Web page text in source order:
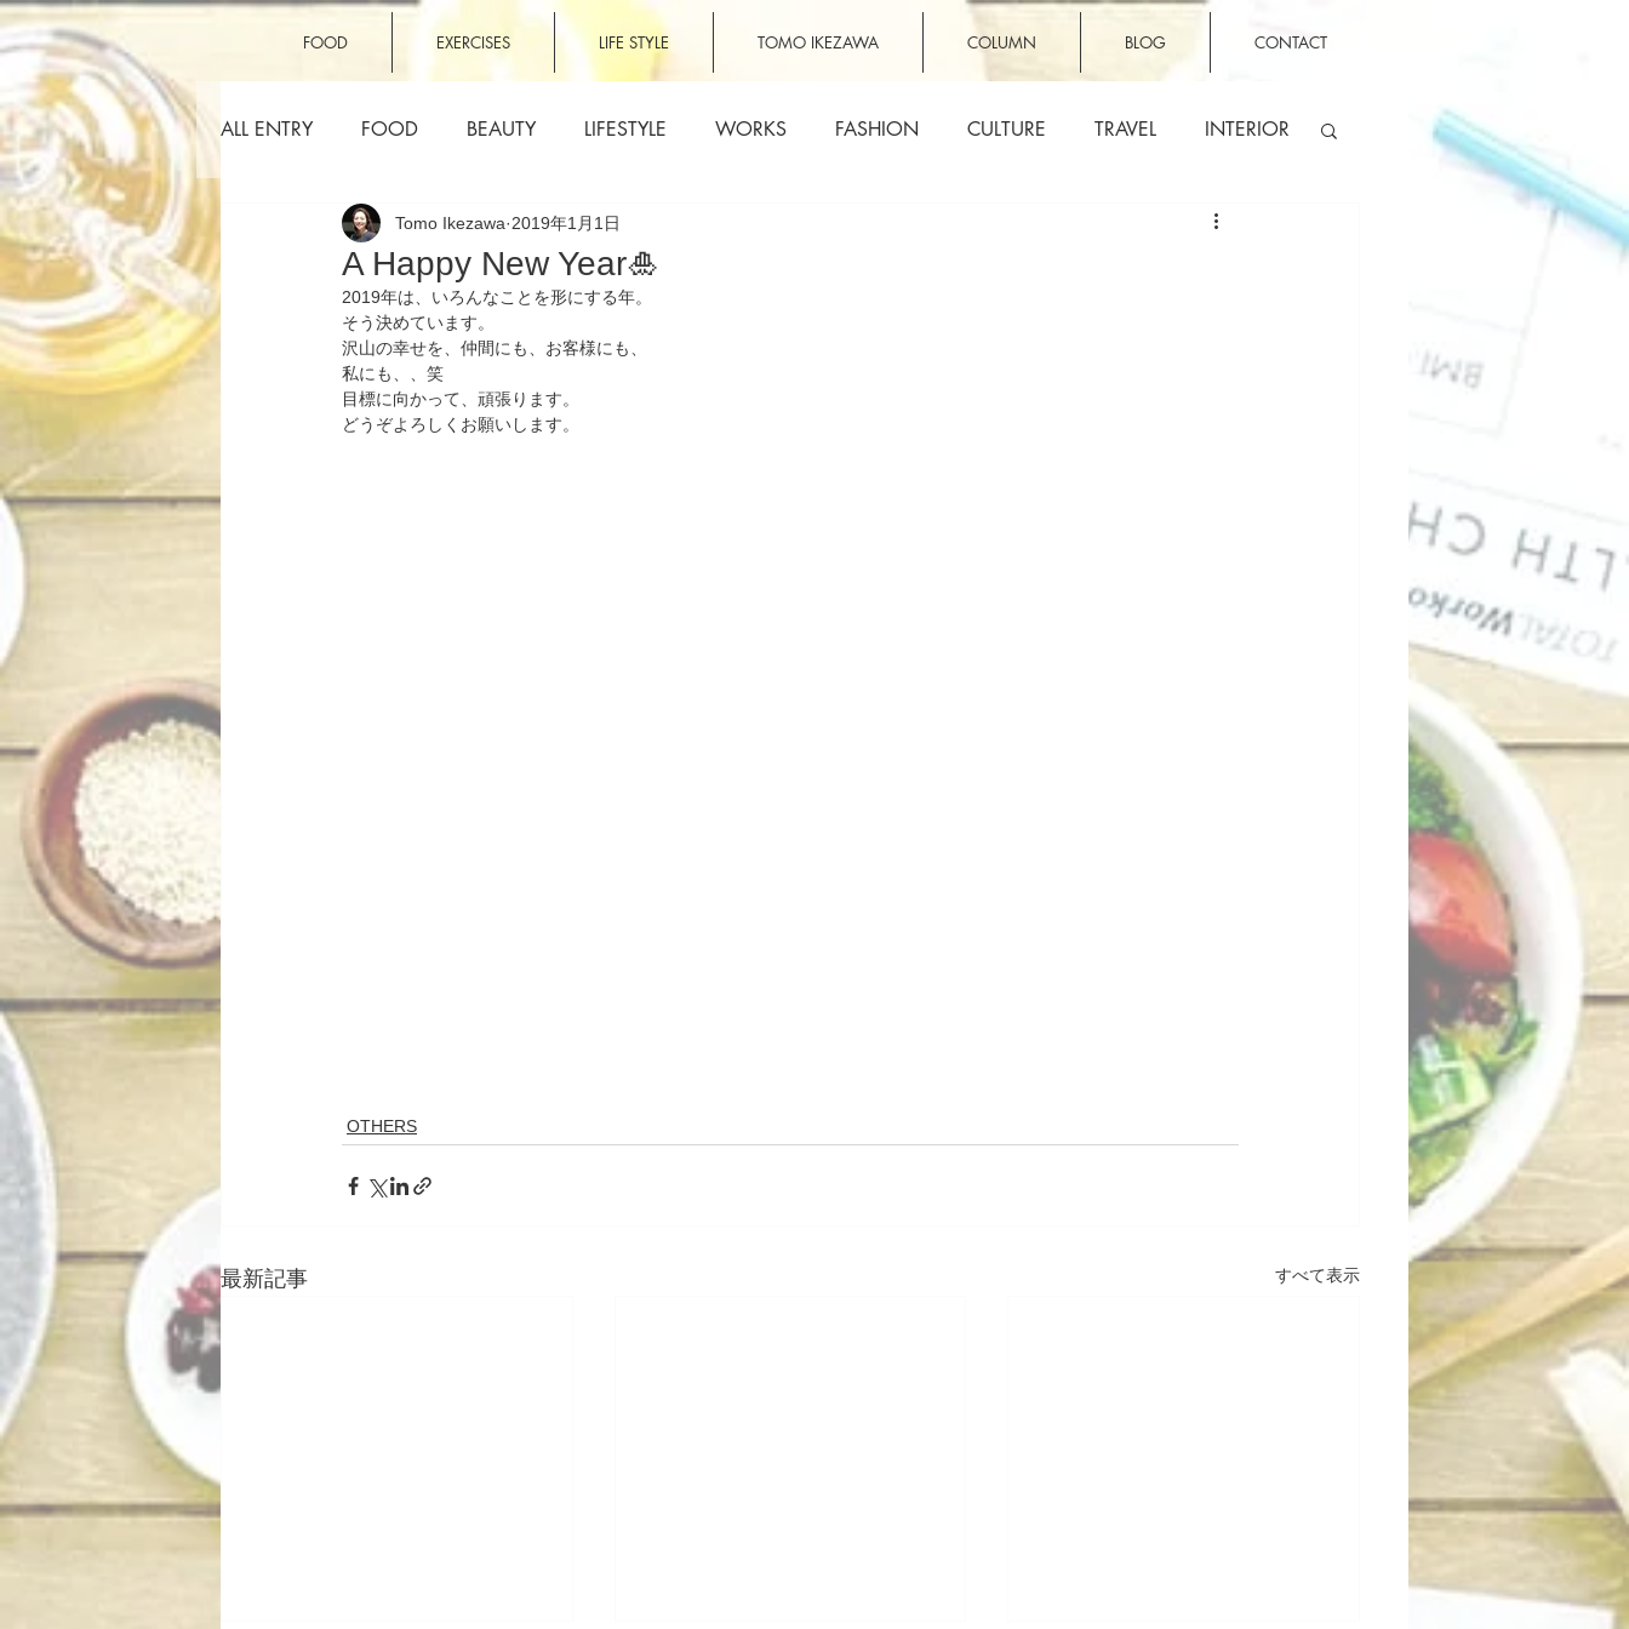
FOOD EXERCISES LIFE STYLE TOMO IKEZAWA COLUMN BLOG CONTACT
ALL ENTRY FOOD BEAUTY LIFESTYLE WORKS FASHION CULTURE TRAVEL INTERIOR
A Happy New Year🎍
Tomo Ikezawa 2019年1月1日
2019年は、いろんなことを形にする年。
そう決めています。
沢山の幸せを、仲間にも、お客様にも、
私にも、、笑
目標に向かって、頑張ります。
どうぞよろしくお願いします。
OTHERS
最新記事 すべて表示